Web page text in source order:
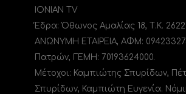
IONIAN TV
Έδρα: Όθωνος Αμαλίας 18, Τ.Κ.
ΑΝΩΝΥΜΗ ΕΤΑΙΡΕΙΑ, ΑΦΜ:
Πατρών, ΓΕΜΗ: 70193624000.
Μέτοχοι: Καμπιώτης Σπυρίδων,
Σπυρίδων, Καμπιώτη Ευγενία.